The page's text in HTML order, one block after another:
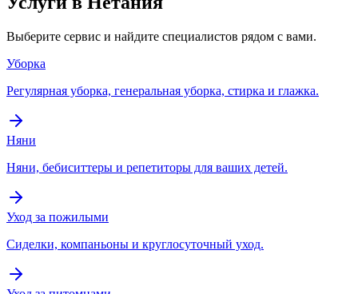
Выберите сервис и найдите специалистов рядом с вами.
Уборка
Регулярная уборка, генеральная уборка, стирка и глажка.
Няни
Няни, бебиситтеры и репетиторы для ваших детей.
Уход за пожилыми
Сиделки, компаньоны и круглосуточный уход.